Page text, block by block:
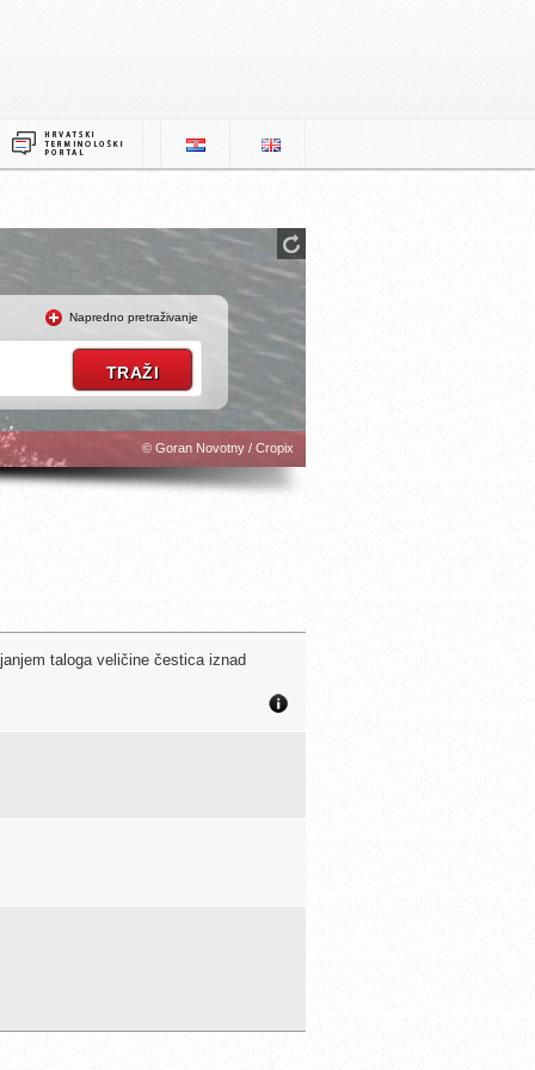
Napredno pretraživanje
© Goran Novotny / Cropix
taloga veličine čestica iznad